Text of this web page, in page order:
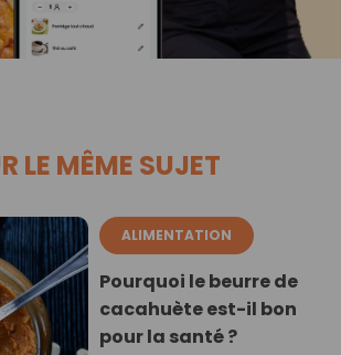
LE MÊME SUJET
ALIMENTATION
Pourquoi le beurre de
cacahuète est-il bon
pour la santé ?